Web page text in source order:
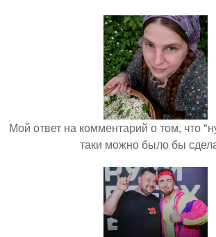
Мой ответ на комментарий о том, что
таки можно было бы